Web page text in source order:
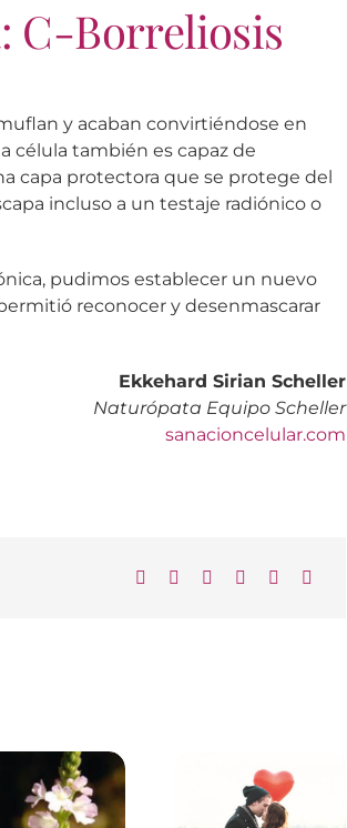
C-Borreliosis
y acaban convirtiéndose en
célula también es capaz de
capa protectora que se protege del
incluso a un testaje radiónico o
pudimos establecer un nuevo
reconocer y desenmascarar
Ekkehard Sirian Scheller
Naturópata Equipo Scheller
sanacioncelular.com